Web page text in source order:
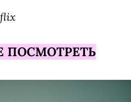
ПОСМОТРЕТЬ